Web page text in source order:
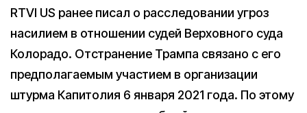
RTVI US ранее писал о расследовании угроз
насилием в отношении судей Верховного суда
Колорадо. Отстранение Трампа связано с его
предполагаемым участием в организации
штурма Капитолия 6 января 2021 года. По этому